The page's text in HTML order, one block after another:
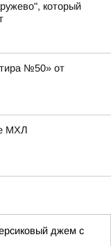
который
№50» от
МХЛ
джем с